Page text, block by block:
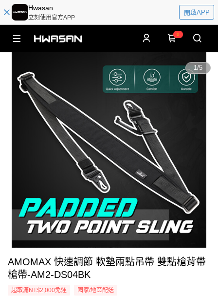
Hwasan
立刻使用官方APP
開啟APP
0
1/5
AMOMAX 快速調節 軟墊兩點吊帶 雙點槍背帶
槍帶-AM2-DS04BK
超取滿NT$2,000免運 國家/地區配送